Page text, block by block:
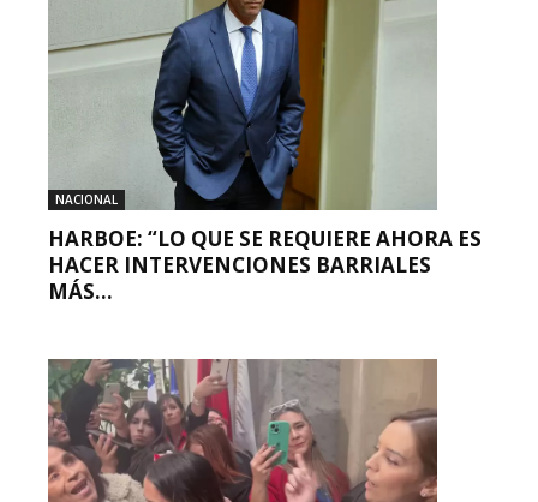
NACIONAL
HARBOE: “LO QUE SE REQUIERE AHORA ES
HACER INTERVENCIONES BARRIALES
MÁS...